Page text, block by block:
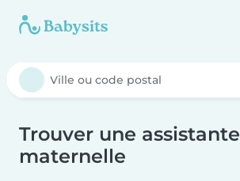
Trouver une assistante
maternelle